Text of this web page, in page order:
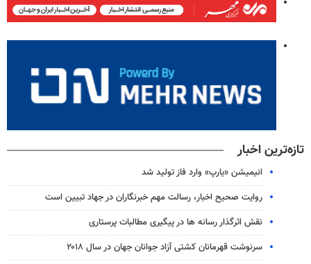
تازه‌ترین اخبار
انیمیشن «یارپ» وارد فاز تولید شد
روایت صحیح اخبار، رسالت مهم خبرنگاران در جهاد تبیین است
نقش اثرگذار رسانه ها در پیگیری مطالبات پرستاری
سرنوشت قهرمانان کشتی آزاد جوانان جهان در سال ۲۰۱۸